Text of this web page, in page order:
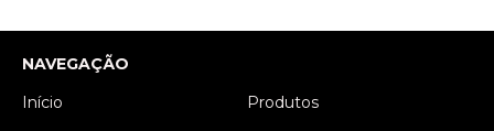
NAVEGAÇÃO
Início
Produtos